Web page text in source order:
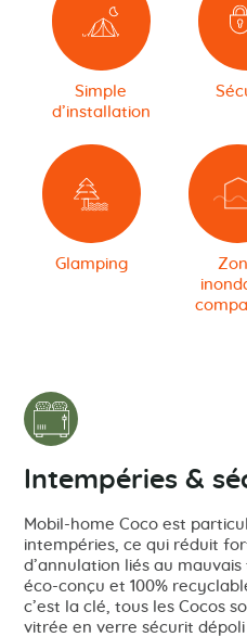
Simple
d’installation
Glamping
Intempéries &
Mobil-home Coco est
intempéries, ce qui réduit
d’annulation liés au
éco-conçu et 100%
c’est la clé, tous les Cocos
vitrée en verre sécurit